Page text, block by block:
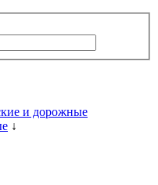
и дорожные
↓